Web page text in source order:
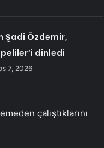
Şadi Özdemir,
dinledi
7, 2026
çalıştıklarını